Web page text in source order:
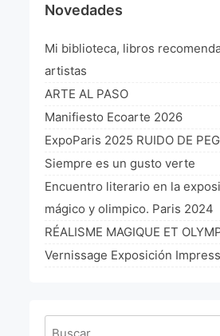
Exposición París 2021 “Traverser
través de tu espejo»
La Formule de l’art París 2020
L’art Colombien à Paris 2019
L’art Latino-américain à Paris 2019
Reflecting Source. NY 2019
«Sincronías con sentido» Bogotá
Commissaire
Novedades
Mi biblioteca, libros
artistas
ARTE AL PASO
Manifiesto Ecoarte 2026
ExpoParis 2025 RUIDO DE
Siempre es un gusto verte
Encuentro literario en la
mágico y olimpico. Paris 2024
RÉALISME MAGIQUE ET
Vernissage Exposición
Buscar: